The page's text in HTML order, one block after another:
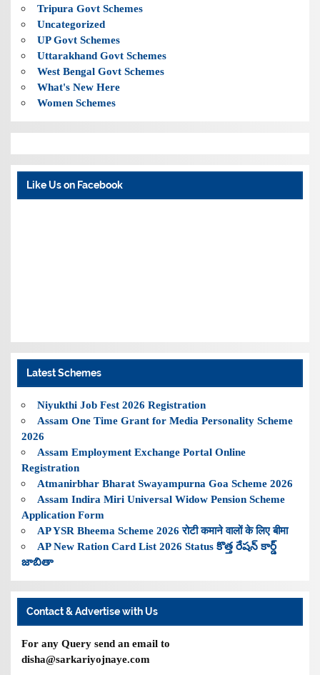
Tripura Govt Schemes
Uncategorized
UP Govt Schemes
Uttarakhand Govt Schemes
West Bengal Govt Schemes
What's New Here
Women Schemes
Like Us on Facebook
Latest Schemes
Niyukthi Job Fest 2026 Registration
Assam One Time Grant for Media Personality Scheme
2026
Assam Employment Exchange Portal Online
Registration
Atmanirbhar Bharat Swayampurna Goa Scheme 2026
Assam Indira Miri Universal Widow Pension Scheme
Application Form
AP YSR Bheema Scheme 2026 रोटी कमाने वालों के लिए बीमा
AP New Ration Card List 2026 Status కొత్త రేషన్ కార్డ్
జాబితా
Contact & Advertise with Us
For any Query send an email to
disha@sarkariyojnaye.com